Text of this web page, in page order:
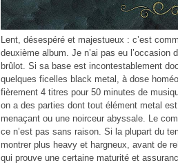
Lent, désespéré et majestueux : c’est
deuxième album. Je n’ai pas eu
brûlot. Si sa base est incontestablement
quelques ficelles black metal, à dose
fièrement 4 titres pour 50 minutes de
on a des parties dont tout élément metal
menaçant ou une noirceur abyssale. Le
ce n’est pas sans raison. Si la plupart du
montrer plus heavy et hargneux, avant de
qui prouve une certaine maturité et